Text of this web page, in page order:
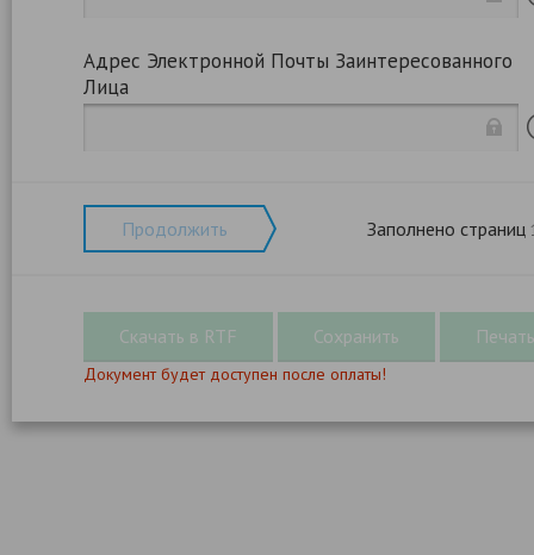
Адрес Электронной Почты Заинтересованного
Лица
Продолжить Заполнено страниц
Документ будет доступен после оплаты!